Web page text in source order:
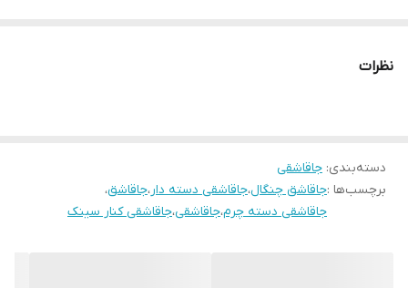
نظرات
دسته‌بندی: جاقاشقی
برچسب‌ها :جاقاشق چنگال،جاقاشقی دسته دار،جاقاشق،
جاقاشقی دسته چرم،جاقاشقی،جاقاشقی کنار سینک